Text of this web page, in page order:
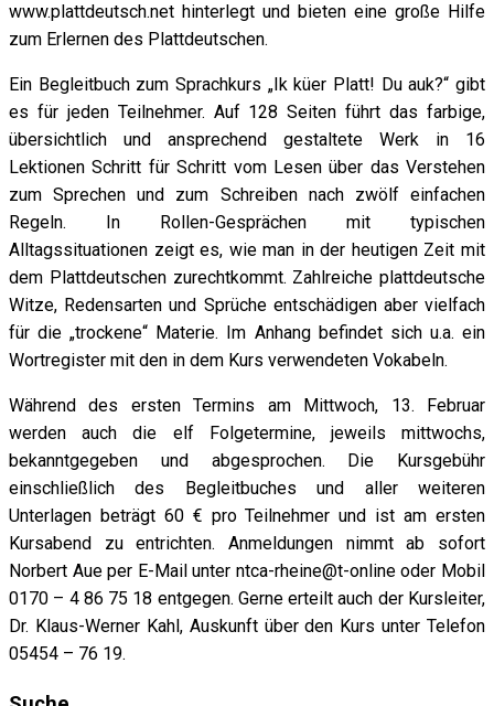
www.plattdeutsch.net hinterlegt und bieten eine große Hilfe
zum Erlernen des Plattdeutschen.
Ein Begleitbuch zum Sprachkurs „Ik küer Platt! Du auk?“ gibt
es für jeden Teilnehmer. Auf 128 Seiten führt das farbige,
übersichtlich und ansprechend gestaltete Werk in 16
Lektionen Schritt für Schritt vom Lesen über das Verstehen
zum Sprechen und zum Schreiben nach zwölf einfachen
Regeln. In Rollen-Gesprächen mit typischen
Alltagssituationen zeigt es, wie man in der heutigen Zeit mit
dem Plattdeutschen zurechtkommt. Zahlreiche plattdeutsche
Witze, Redensarten und Sprüche entschädigen aber vielfach
für die „trockene“ Materie. Im Anhang befindet sich u.a. ein
Wortregister mit den in dem Kurs verwendeten Vokabeln.
Während des ersten Termins am Mittwoch, 13. Februar
werden auch die elf Folgetermine, jeweils mittwochs,
bekanntgegeben und abgesprochen. Die Kursgebühr
einschließlich des Begleitbuches und aller weiteren
Unterlagen beträgt 60 € pro Teilnehmer und ist am ersten
Kursabend zu entrichten. Anmeldungen nimmt ab sofort
Norbert Aue per E-Mail unter ntca-rheine@t-online oder Mobil
0170 – 4 86 75 18 entgegen. Gerne erteilt auch der Kursleiter,
Dr. Klaus-Werner Kahl, Auskunft über den Kurs unter Telefon
05454 – 76 19.